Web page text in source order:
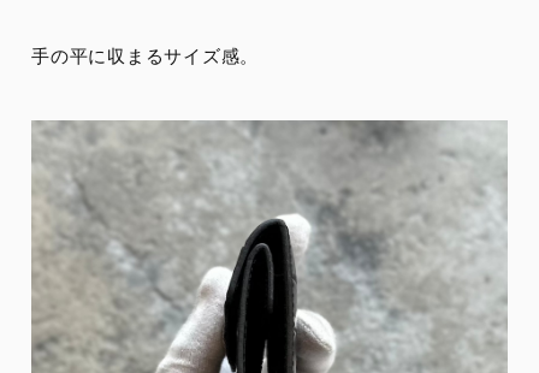
手の平に収まるサイズ感。